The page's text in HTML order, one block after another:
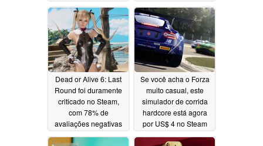
07/08/2026
Dead or Alive 6: Last
Round foi duramente
criticado no Steam,
com 78% de
avaliações negativas
06/30/2026
Se você acha o Forza
muito casual, este
simulador de corrida
hardcore está agora
por US$ 4 no Steam
06/29/2026